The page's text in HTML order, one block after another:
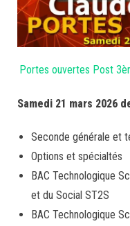
Portes ouvertes Post
Samedi 21 mars 2026
Seconde générale et
Options et spécialtés
BAC Technologique
et du Social ST2S
BAC Technologique